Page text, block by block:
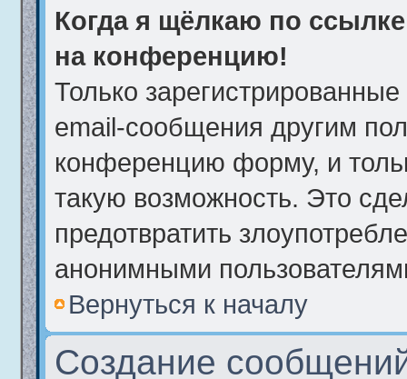
Когда я щёлкаю по
на конференцию!
Только
email-сообщения другим
конференцию форму, и
такую возможность. Это
предотвратить
анонимными
Вернуться к началу
Создание